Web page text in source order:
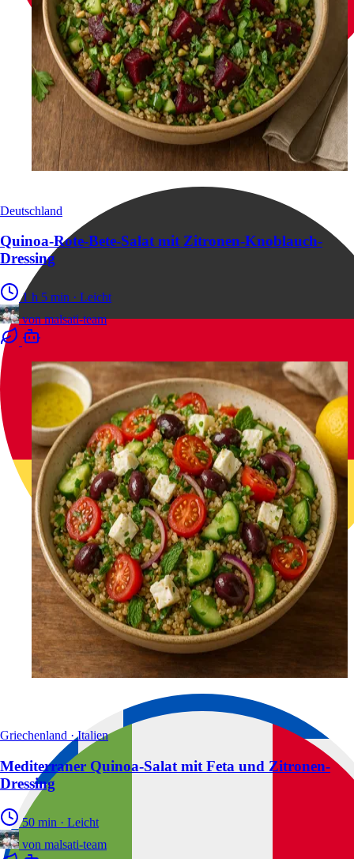
Deutschland
Quinoa-Rote-Bete-Salat mit Zitronen-Knoblauch-
Dressing
1 h 5 min · Leicht
von malsati-team
Griechenland · Italien
Mediterraner Quinoa-Salat mit Feta und Zitronen-
Dressing
50 min · Leicht
von malsati-team